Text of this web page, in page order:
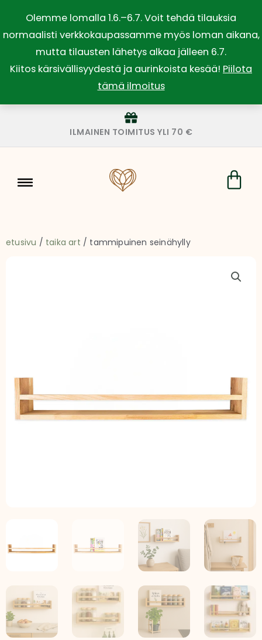
Olemme lomalla 1.6.–6.7. Voit tehdä tilauksia
normaalisti verkkokaupassamme myös loman aikana,
mutta tilausten lähetys alkaa jälleen 6.7.
Kiitos kärsivällisyydestä ja aurinkoista kesää! Piilota
tämä ilmoitus
sisältöön
ILMAINEN TOIMITUS YLI 70 €
etusivu / taika art / tammipuinen seinähylly